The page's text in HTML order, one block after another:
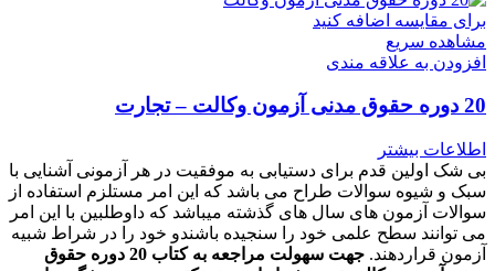
برای مقایسه اضافه کنید
مشاهده سریع
افزودن به علاقه مندی
20 دوره حقوق مدنی آزمون وکالت – تجارت
اطلاعات بیشتر
بی شک اولین قدم برای دستیابی به موفقیت در هر آزمونی آشنایی با
سبک و شیوه سوالات طراح می باشد که این امر مستلزم استفاده از
سوالات آزمون های سال های گذشته میباشد که داوطلبین با این امر
می توانند سطح علمی خود را سنجیده باشندو خود را در شراط شبیه
آزمون قراردهند.
جهت سهولت مراجعه به کتاب 20 دوره حقوق